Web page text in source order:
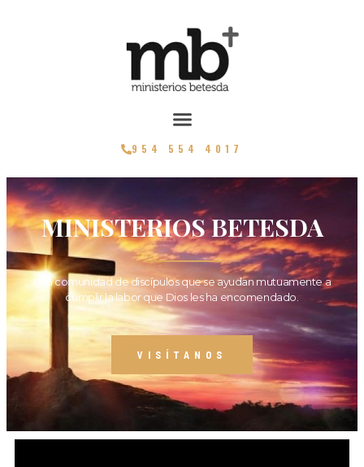
954 554 4017
MINISTERIOS BETESDA
Una comunidad de discípulos que se ayudan mutuamente a
cumplir la labor que Dios les ha encomendado.
VISÍTANOS